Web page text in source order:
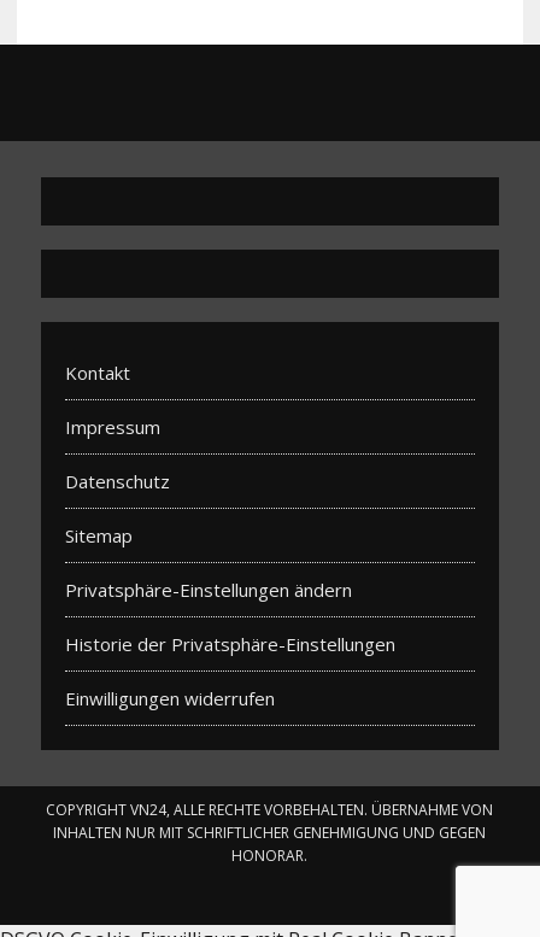
Kontakt
Impressum
Datenschutz
Sitemap
Privatsphäre-Einstellungen ändern
Historie der Privatsphäre-Einstellungen
Einwilligungen widerrufen
COPYRIGHT VN24, ALLE RECHTE VORBEHALTEN. ÜBERNAHME VON
INHALTEN NUR MIT SCHRIFTLICHER GENEHMIGUNG UND GEGEN
HONORAR.